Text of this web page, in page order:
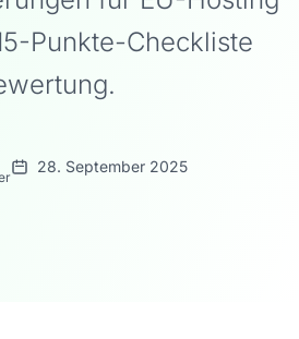
Punkte-Checkliste
28. September 2025